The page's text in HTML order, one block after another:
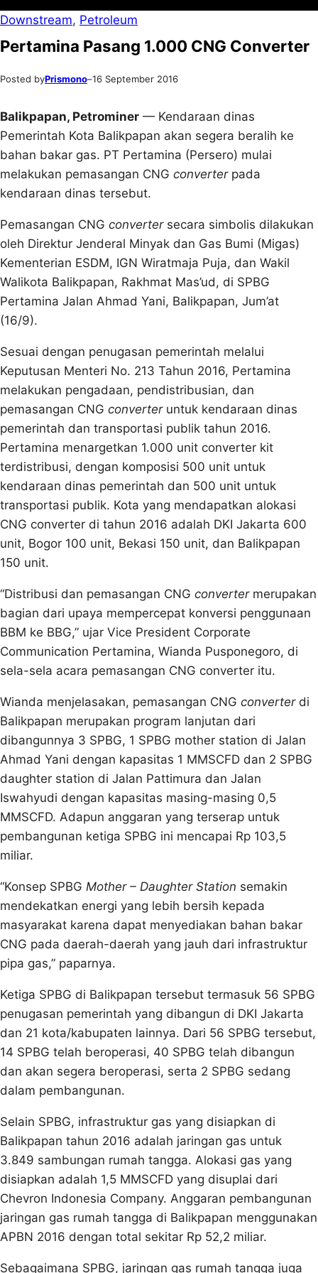
Downstream, Petroleum
Pertamina Pasang 1.000 CNG Converter
Posted byPrismono–16 September 2016
Balikpapan, Petrominer — Kendaraan dinas
Pemerintah Kota Balikpapan akan segera beralih ke
bahan bakar gas. PT Pertamina (Persero) mulai
melakukan pemasangan CNG converterpada
kendaraan dinas tersebut.
Pemasangan CNG convertersecara simbolis dilakukan
oleh Direktur Jenderal Minyak dan Gas Bumi (Migas)
Kementerian ESDM, IGN Wiratmaja Puja, dan Wakil
Walikota Balikpapan, Rakhmat Mas’ud, di SPBG
Pertamina Jalan Ahmad Yani, Balikpapan, Jum’at
(16/9).
Sesuai dengan penugasan pemerintah melalui
Keputusan Menteri No. 213 Tahun 2016, Pertamina
melakukan pengadaan, pendistribusian, dan
pemasangan CNG converteruntuk kendaraan dinas
pemerintah dan transportasi publik tahun 2016.
Pertamina menargetkan 1.000 unit converter kit
terdistribusi, dengan komposisi 500 unit untuk
kendaraan dinas pemerintah dan 500 unit untuk
transportasi publik. Kota yang mendapatkan alokasi
CNG converter di tahun 2016 adalah DKI Jakarta 600
unit, Bogor 100 unit, Bekasi 150 unit, dan Balikpapan
150 unit.
“Distribusi dan pemasangan CNG convertermerupakan
bagian dari upaya mempercepat konversi penggunaan
BBM ke BBG,” ujar Vice President Corporate
Communication Pertamina, Wianda Pusponegoro, di
sela-sela acara pemasangan CNG converter itu.
Wianda menjelasakan, pemasangan CNG converterdi
Balikpapan merupakan program lanjutan dari
dibangunnya 3 SPBG, 1 SPBG mother station di Jalan
Ahmad Yani dengan kapasitas 1 MMSCFD dan 2 SPBG
daughter station di Jalan Pattimura dan Jalan
Iswahyudi dengan kapasitas masing-masing 0,5
MMSCFD. Adapun anggaran yang terserap untuk
pembangunan ketiga SPBG ini mencapai Rp 103,5
miliar.
“Konsep SPBG Mother – Daughter Station semakin
mendekatkan energi yang lebih bersih kepada
masyarakat karena dapat menyediakan bahan bakar
CNG pada daerah-daerah yang jauh dari infrastruktur
pipa gas,” paparnya.
Ketiga SPBG di Balikpapan tersebut termasuk 56 SPBG
penugasan pemerintah yang dibangun di DKI Jakarta
dan 21 kota/kabupaten lainnya. Dari 56 SPBG tersebut,
14 SPBG telah beroperasi, 40 SPBG telah dibangun
dan akan segera beroperasi, serta 2 SPBG sedang
dalam pembangunan.
Selain SPBG, infrastruktur gas yang disiapkan di
Balikpapan tahun 2016 adalah jaringan gas untuk
3.849 sambungan rumah tangga. Alokasi gas yang
disiapkan adalah 1,5 MMSCFD yang disuplai dari
Chevron Indonesia Company. Anggaran pembangunan
jaringan gas rumah tangga di Balikpapan menggunakan
APBN 2016 dengan total sekitar Rp 52,2 miliar.
Sebagaimana SPBG, jaringan gas rumah tangga juga